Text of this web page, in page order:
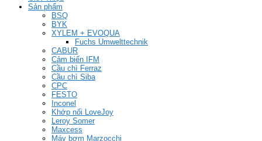
Sản phẩm
BSQ
BYK
XYLEM + EVOQUA
Fuchs Umwelttechnik
CABUR
Cảm biến IFM
Cầu chì Ferraz
Cầu chì Siba
CPC
FESTO
Inconel
Khớp nối LoveJoy
Leroy Somer
Maxcess
Máy bơm Marzocchi